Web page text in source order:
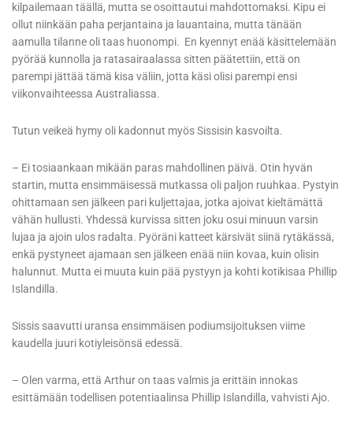
kilpailemaan täällä, mutta se osoittautui mahdottomaksi. Kipu ei
ollut niinkään paha perjantaina ja lauantaina, mutta tänään
aamulla tilanne oli taas huonompi. En kyennyt enää käsittelemään
pyörää kunnolla ja ratasairaalassa sitten päätettiin, että on
parempi jättää tämä kisa väliin, jotta käsi olisi parempi ensi
viikonvaihteessa Australiassa.
Tutun veikeä hymy oli kadonnut myös Sissisin kasvoilta.
– Ei tosiaankaan mikään paras mahdollinen päivä. Otin hyvän
startin, mutta ensimmäisessä mutkassa oli paljon ruuhkaa. Pystyin
ohittamaan sen jälkeen pari kuljettajaa, jotka ajoivat kieltämättä
vähän hullusti. Yhdessä kurvissa sitten joku osui minuun varsin
lujaa ja ajoin ulos radalta. Pyöräni katteet kärsivät siinä rytäkässä,
enkä pystyneet ajamaan sen jälkeen enää niin kovaa, kuin olisin
halunnut. Mutta ei muuta kuin pää pystyyn ja kohti kotikisaa Phillip
Islandilla.
Sissis saavutti uransa ensimmäisen podiumsijoituksen viime
kaudella juuri kotiyleisönsä edessä.
– Olen varma, että Arthur on taas valmis ja erittäin innokas
esittämään todellisen potentiaalinsa Phillip Islandilla, vahvisti Ajo.